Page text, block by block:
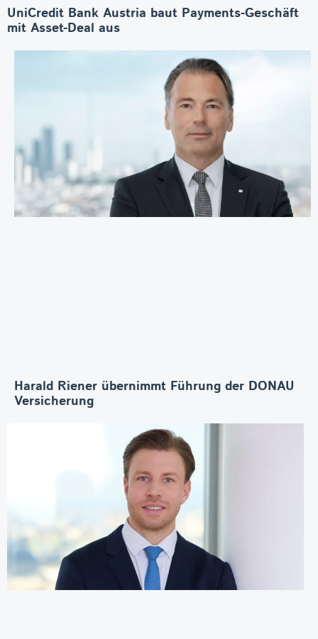
UniCredit Bank Austria baut Payments-Geschäft
mit Asset-Deal aus
Harald Riener übernimmt Führung der DONAU
Versicherung